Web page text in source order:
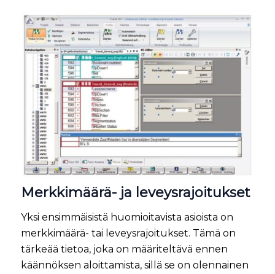
Merkkimäärä- ja leveysrajoitukset
Yksi ensimmäisistä huomioitavista asioista on
merkkimäärä- tai leveysrajoitukset. Tämä on
tärkeää tietoa, joka on määriteltävä ennen
käännöksen aloittamista, sillä se on olennainen